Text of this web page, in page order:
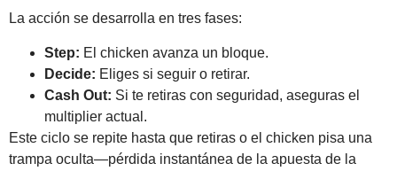
La acción se desarrolla en tres fases:
Step: El chicken avanza un bloque.
Decide: Eliges si seguir o retirar.
Cash Out: Si te retiras con seguridad, aseguras el
multiplier actual.
Este ciclo se repite hasta que retiras o el chicken pisa una
trampa oculta—pérdida instantánea de la apuesta de la